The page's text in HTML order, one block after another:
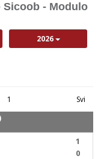
Sicoob - Modulo
2026
1
Svi
1
0